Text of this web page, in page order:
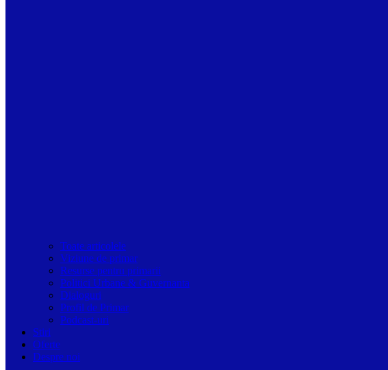
Toate articolele
Viziune de primar
Resurse pentru primarii
Politici Urbane & Guvernanta
Dialoguri
Profil de Primar
Podcast-uri
Stiri
Oferte
Despre noi